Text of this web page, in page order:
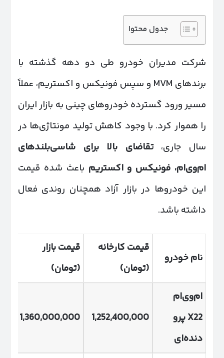
جدول محتوا
شرکت مدیران خودرو طی دو دهه گذشته با
برندهای MVM و سپس فونیکس و اکستریم، عملاً
مسیر ورود گسترده خودروهای چینی به بازار ایران
را هموار کرد. با وجود کاهش تولید مونتاژی‌ها در
سال جاری،تقاضای بالا برای شاسی‌بلندهای
ام‌وی‌ام، فونیکس و اکستریم باعث شده قیمت
این خودروها در بازار آزاد همچنان روندی فعال
داشته باشد.
نام خودرو
قیمت کارخانه
(تومان)
قیمت بازار
(تومان)
ام‌وی‌ام
X22پرو
دنده‌ای
1,252,400,000
1,360,000,000